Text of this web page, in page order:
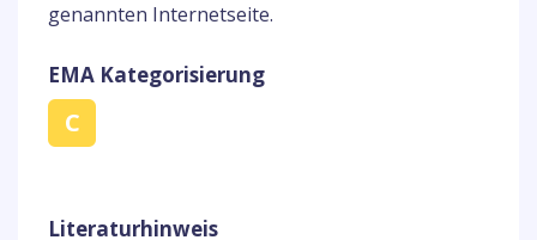
genannten Internetseite.
EMA Kategorisierung
C
Literaturhinweis